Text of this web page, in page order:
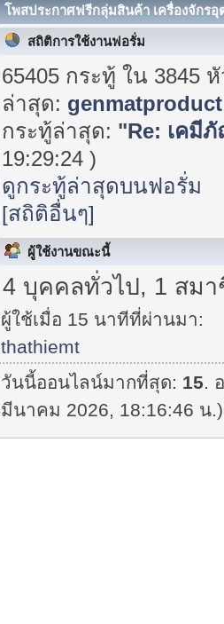
โพสประกาศฟรีกลุ่มสินค้า เครื่องจักร
สถิติการใช้งานฟอรั่ม
65405 กระทู้ ใน 3845
ล่าสุด: genmatproduct
กระทู้ล่าสุด: "Re: เคมี
19:29:24 )
ดูกระทู้ล่าสุดบนฟอรั่ม
[สถิติอื่นๆ]
ผู้ใช้งานขณะนี้
4 บุคคลทั่วไป, 1 สม
ผู้ใช้เมื่อ 15 นาทีที่ผ่านมา:
thathiemt
วันนี้ออนไลน์มากที่สุด: 15.
มีนาคม 2026, 18:16:46 น.)